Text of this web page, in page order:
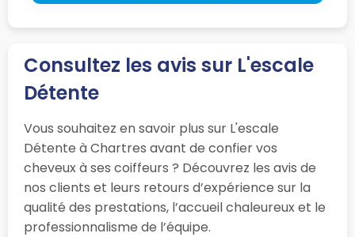
Consultez les avis sur L'escale
Détente
Vous souhaitez en savoir plus sur L'escale
Détente à Chartres avant de confier vos
cheveux à ses coiffeurs ? Découvrez les avis de
nos clients et leurs retours d’expérience sur la
qualité des prestations, l’accueil chaleureux et le
professionnalisme de l’équipe.